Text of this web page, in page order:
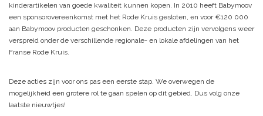
kinderartikelen van goede kwaliteit kunnen kopen. In 2010 heeft Babymoov
een sponsorovereenkomst met het Rode Kruis gesloten, en voor €120 000
aan Babymoov producten geschonken. Deze producten zijn vervolgens weer
verspreid onder de verschillende regionale- en lokale afdelingen van het
Franse Rode Kruis.
Deze acties zijn voor ons pas een eerste stap. We overwegen de
mogelijkheid een grotere rol te gaan spelen op dit gebied. Dus volg onze
laatste nieuwtjes!